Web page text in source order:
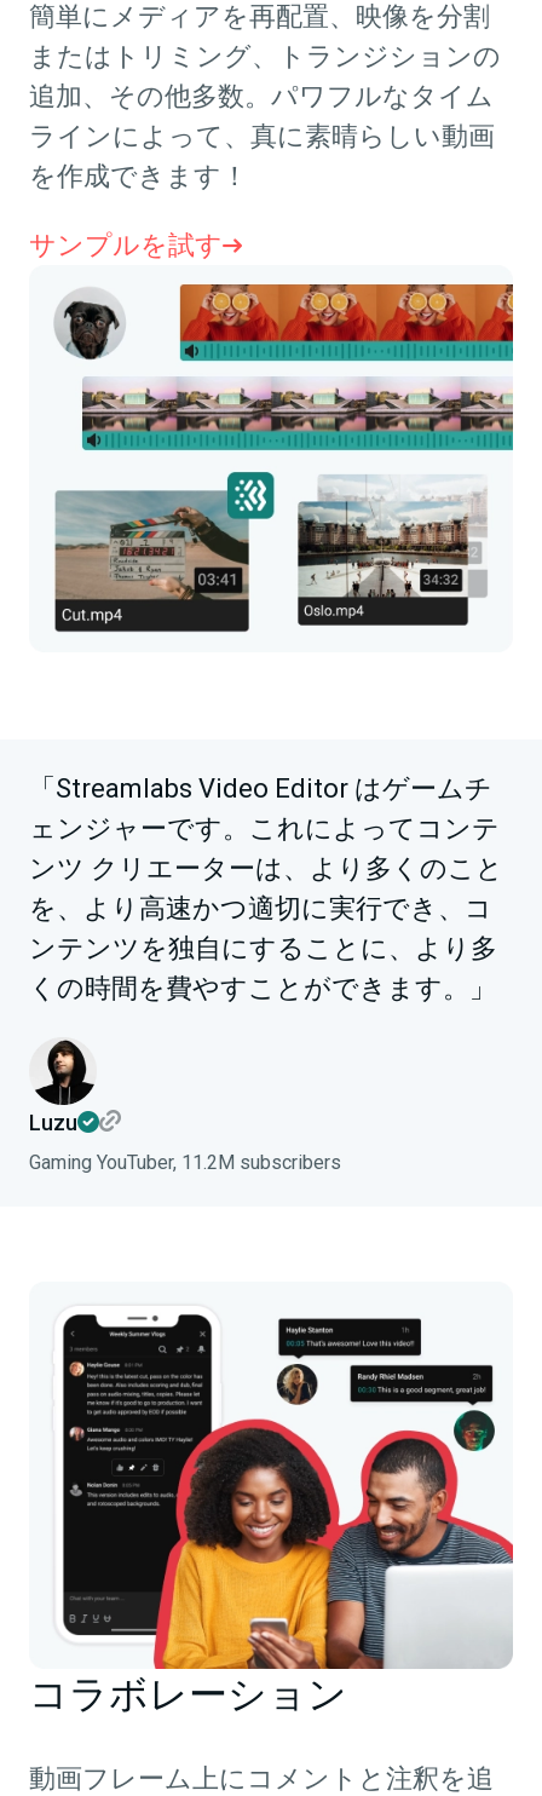
簡単にメディアを再配置、映像を分割
またはトリミング、トランジションの
追加、その他多数。パワフルなタイム
ラインによって、真に素晴らしい動画
を作成できます！
サンプルを試す
「Streamlabs Video Editor はゲームチ
ェンジャーです。これによってコンテ
ンツ クリエーターは、より多くのこと
を、より高速かつ適切に実行でき、コ
ンテンツを独自にすることに、より多
くの時間を費やすことができます。」
Luzu
Gaming YouTuber, 11.2M subscribers
コラボレーション
動画フレーム上にコメントと注釈を追